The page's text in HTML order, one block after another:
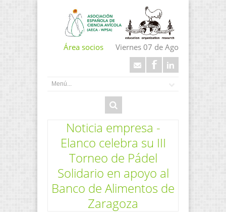
Área socios Viernes 07 de Ago
Noticia empresa -
Elanco celebra su III
Torneo de Pádel
Solidario en apoyo al
Banco de Alimentos de
Zaragoza